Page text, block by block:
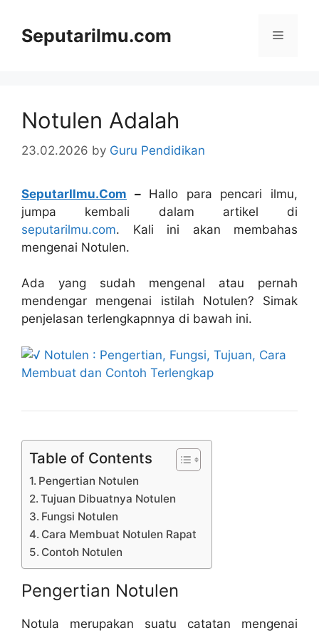
contentSeputarilmu.com Menu
Notulen Adalah
23.02.2026 by Guru Pendidikan
SeputarIlmu.Com –Hallo para pencari ilmu,
jumpa kembali dalam artikel di
seputarilmu.com. Kali ini akan membahas
mengenai Notulen.
Ada yang sudah mengenal atau pernah
mendengar mengenai istilah Notulen? Simak
penjelasan terlengkapnnya di bawah ini.
Table of Contents
Pengertian Notulen
Tujuan Dibuatnya Notulen
Fungѕі Notulen
Cara Membuat Notulen Rapat
Contoh Notulen
Pengertian Notulen
Notula merupakan suatu catatan mengenai